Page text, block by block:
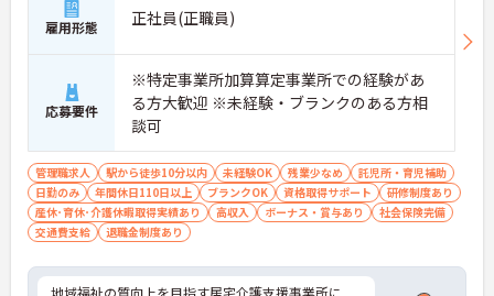
ミ」の割引や保育手当など、ベネッセグループなら
ではの家族向け福利厚生が非常に充実しています。
ん、お子様の看護休暇や、ご家族の介護休暇・短縮
勤務制度なども整備されています。ライフステージ
が変わっても、制度を活用しながら長く働き続けら
れる、スタッフに優しい職場です。
雇用形態 正社員(正職員)
応募要件
※特定事業所加算算定事業所での経験があ
る方大歓迎 ※未経験・ブランクのある方相
談可
管理職求人 駅から徒歩10分以内 未経験OK 残業少なめ
託児所・育児補助
日勤のみ
年間休日110日以上 ブランクOK 資格取得サポート
研修制度あり
産休･育休･介護休暇取得実績あり
高収入 ボーナス・賞与あり
社会保険完備
交通費支給
退職金制度あり
地域福祉の質向上を目指す居宅介護支援事業所に